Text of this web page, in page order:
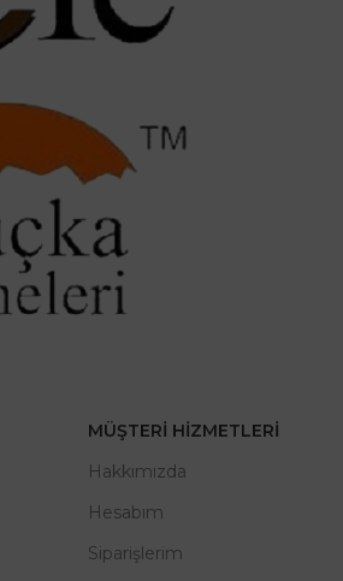
MÜŞTERI HIZMETLERI
Hakkımızda
Hesabım
Siparişlerim